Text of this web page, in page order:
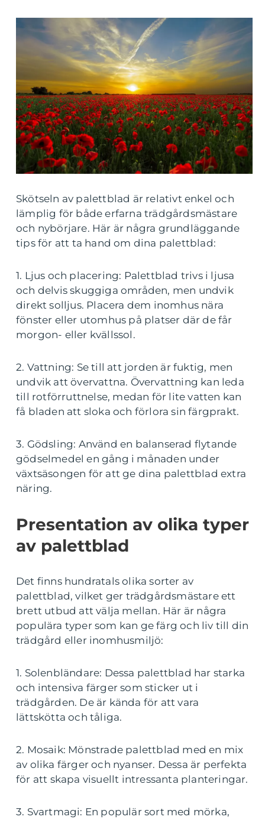
Skötseln av palettblad är relativt enkel och
lämplig för både erfarna trädgårdsmästare
och nybörjare. Här är några grundläggande
tips för att ta hand om dina palettblad:
1. Ljus och placering: Palettblad trivs i ljusa
och delvis skuggiga områden, men undvik
direkt solljus. Placera dem inomhus nära
fönster eller utomhus på platser där de får
morgon- eller kvällssol.
2. Vattning: Se till att jorden är fuktig, men
undvik att övervattna. Övervattning kan leda
till rotförruttnelse, medan för lite vatten kan
få bladen att sloka och förlora sin färgprakt.
3. Gödsling: Använd en balanserad flytande
gödselmedel en gång i månaden under
växtsäsongen för att ge dina palettblad extra
näring.
Presentation av olika typer
av palettblad
Det finns hundratals olika sorter av
palettblad, vilket ger trädgårdsmästare ett
brett utbud att välja mellan. Här är några
populära typer som kan ge färg och liv till din
trädgård eller inomhusmiljö:
1. Solenbländare: Dessa palettblad har starka
och intensiva färger som sticker ut i
trädgården. De är kända för att vara
lättskötta och tåliga.
2. Mosaik: Mönstrade palettblad med en mix
av olika färger och nyanser. Dessa är perfekta
för att skapa visuellt intressanta planteringar.
3. Svartmagi: En populär sort med mörka,